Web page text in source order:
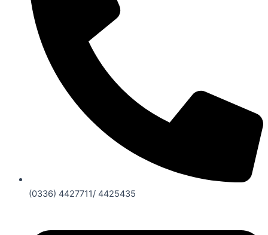
(0336) 4427711/ 4425435